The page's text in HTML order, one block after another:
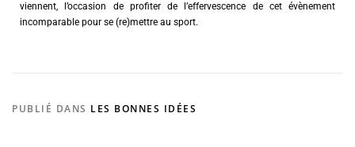
viennent, l’occasion de profiter de l’effervescence de cet évènement
incomparable pour se (re)mettre au sport.
PUBLIÉ DANS LES BONNES IDÉES